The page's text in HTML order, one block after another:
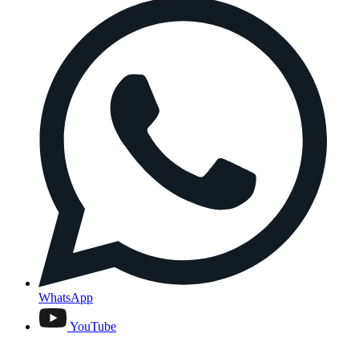
WhatsApp
YouTube